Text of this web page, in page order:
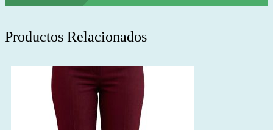
Productos Relacionados